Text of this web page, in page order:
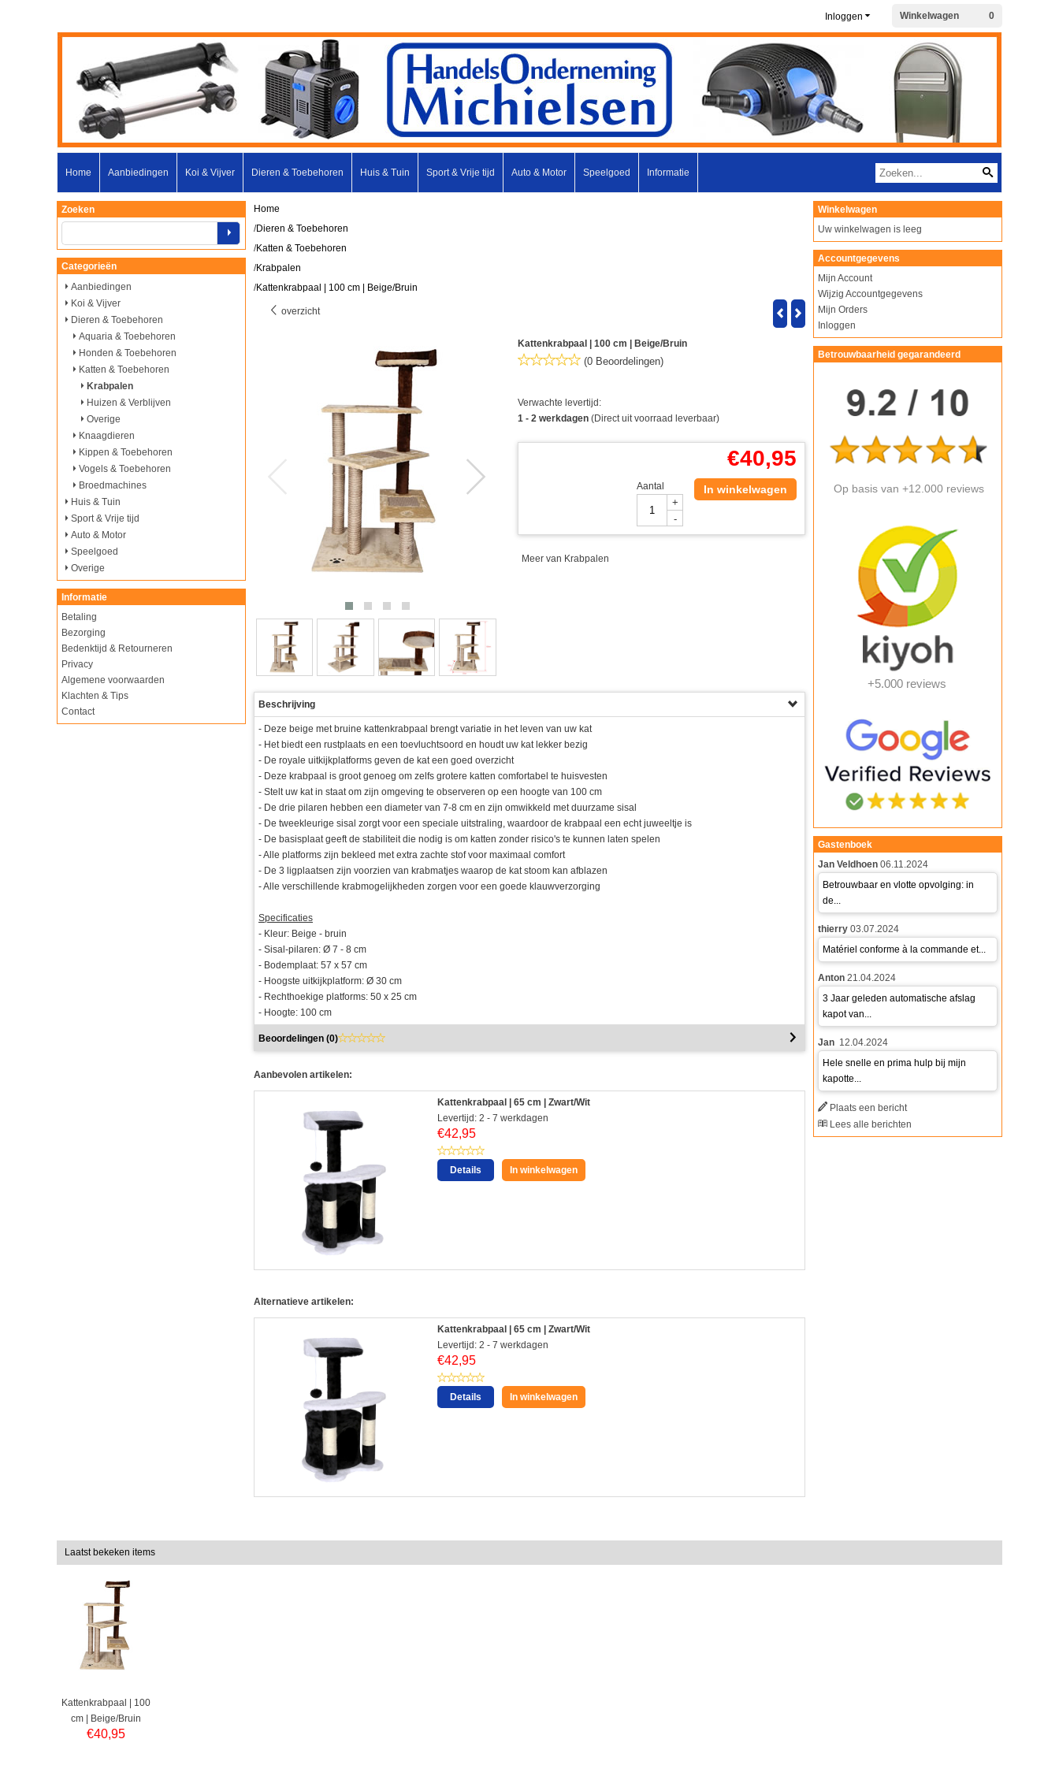
Winkelwagen 0
Inloggen
Home Aanbiedingen Koi & Vijver Dieren & Toebehoren Huis & Tuin Sport & Vrije tijd Auto & Motor Speelgoed Informatie
Zoeken
Categorieën
Aanbiedingen
Koi & Vijver
Dieren & Toebehoren
Aquaria & Toebehoren
Honden & Toebehoren
Katten & Toebehoren
Krabpalen
Huizen & Verblijven
Overige
Knaagdieren
Kippen & Toebehoren
Vogels & Toebehoren
Broedmachines
Huis & Tuin
Sport & Vrije tijd
Auto & Motor
Speelgoed
Overige
Informatie
Betaling
Bezorging
Bedenktijd & Retourneren
Privacy
Algemene voorwaarden
Klachten & Tips
Contact
Home
/Dieren & Toebehoren
/Katten & Toebehoren
/Krabpalen
/Kattenkrabpaal | 100 cm | Beige/Bruin
overzicht
Kattenkrabpaal | 100 cm | Beige/Bruin
(0 Beoordelingen)
Verwachte levertijd:
1 - 2 werkdagen (Direct uit voorraad leverbaar)
€40,95
Aantal
+
-
In winkelwagen
Meer van Krabpalen
Beschrijving
- Deze beige met bruine kattenkrabpaal brengt variatie in het leven van uw kat
- Het biedt een rustplaats en een toevluchtsoord en houdt uw kat lekker bezig
- De royale uitkijkplatforms geven de kat een goed overzicht
- Deze krabpaal is groot genoeg om zelfs grotere katten comfortabel te huisvesten
- Stelt uw kat in staat om zijn omgeving te observeren op een hoogte van 100 cm
- De drie pilaren hebben een diameter van 7-8 cm en zijn omwikkeld met duurzame sisal
- De tweekleurige sisal zorgt voor een speciale uitstraling, waardoor de krabpaal een echt juweeltje is
- De basisplaat geeft de stabiliteit die nodig is om katten zonder risico's te kunnen laten spelen
- Alle platforms zijn bekleed met extra zachte stof voor maximaal comfort
- De 3 ligplaatsen zijn voorzien van krabmatjes waarop de kat stoom kan afblazen
- Alle verschillende krabmogelijkheden zorgen voor een goede klauwverzorging
Specificaties
- Kleur: Beige - bruin
- Sisal-pilaren: Ø 7 - 8 cm
- Bodemplaat: 57 x 57 cm
- Hoogste uitkijkplatform: Ø 30 cm
- Rechthoekige platforms: 50 x 25 cm
- Hoogte: 100 cm
Beoordelingen (0)
Aanbevolen artikelen:
Kattenkrabpaal | 65 cm | Zwart/Wit
Levertijd: 2 - 7 werkdagen
€42,95
Details In winkelwagen
Alternatieve artikelen:
Kattenkrabpaal | 65 cm | Zwart/Wit
Levertijd: 2 - 7 werkdagen
€42,95
Details In winkelwagen
Winkelwagen
Uw winkelwagen is leeg
Accountgegevens
Mijn Account
Wijzig Accountgegevens
Mijn Orders
Inloggen
Betrouwbaarheid gegarandeerd
Op basis van +12.000 reviews
+5.000 reviews
Gastenboek
Jan Veldhoen 06.11.2024
Betrouwbaar en vlotte opvolging: in
de...
thierry 03.07.2024
Matériel conforme à la commande et...
Anton 21.04.2024
3 Jaar geleden automatische afslag
kapot van...
Jan 12.04.2024
Hele snelle en prima hulp bij mijn
kapotte...
Plaats een bericht
Lees alle berichten
Laatst bekeken items
Kattenkrabpaal | 100
cm | Beige/Bruin
€40,95